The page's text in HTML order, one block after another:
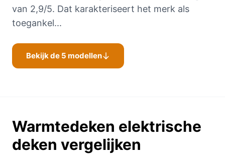
van 2,9/5. Dat karakteriseert het merk als
toegankel...
Bekijk de 5 modellen
Warmtedeken elektrische
deken vergelijken